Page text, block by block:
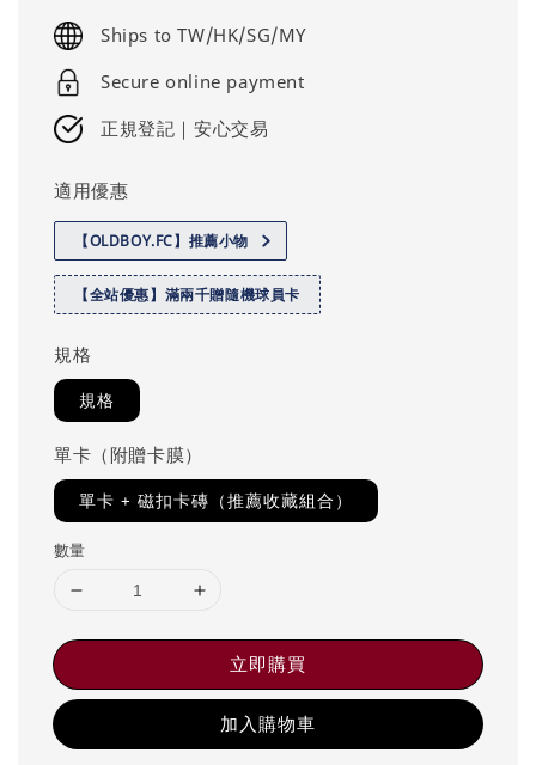
price
Ships to TW/HK/SG/MY
Secure online payment
正規登記｜安心交易
適用優惠
【OLDBOY.FC】推薦小物
【全站優惠】滿兩千贈隨機球員卡
規格
規格
單卡（附贈卡膜）
單卡 + 磁扣卡磚（推薦收藏組合）
數量
立即購買
加入購物車